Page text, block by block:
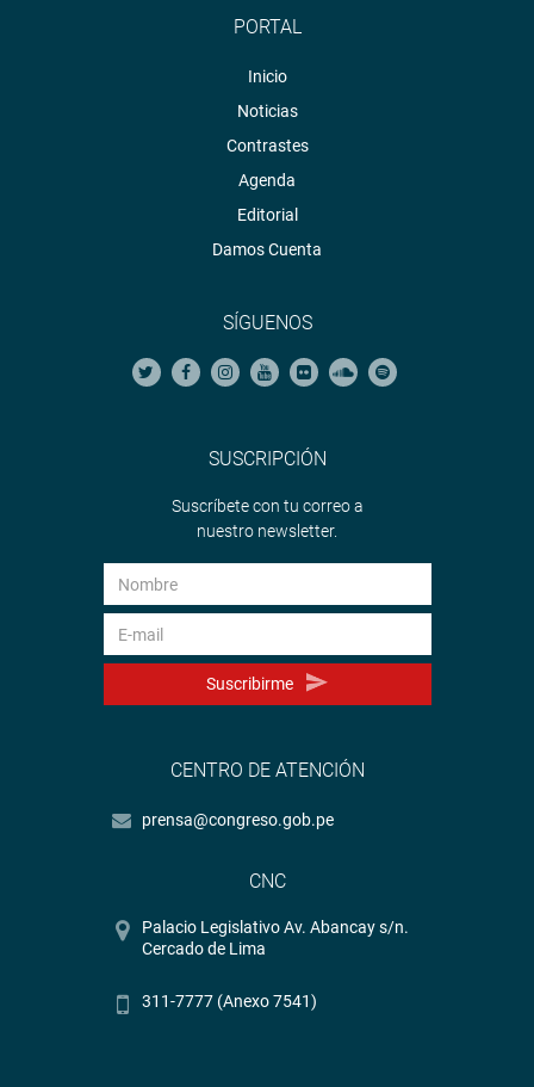
PORTAL
Inicio
Noticias
Contrastes
Agenda
Editorial
Damos Cuenta
SÍGUENOS
SUSCRIPCIÓN
Suscríbete con tu correo a
nuestro newsletter.
Suscribirme
CENTRO DE ATENCIÓN
prensa@congreso.gob.pe
CNC
Palacio Legislativo Av. Abancay s/n.
Cercado de Lima
311-7777 (Anexo 7541)